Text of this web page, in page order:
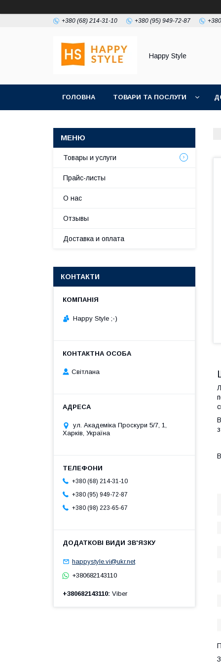
+380 (68) 214-31-10 +380 (95) 949-72-87
Happy Style
ГОЛОВНА ТОВАРИ ТА ПОСЛУГИ
Товары и услуги
Прайс-листы
О нас
Отзывы
Доставка и оплата
КОНТАКТИ
Happy Style ;-)
Cвітлана
ул. Академіка Проскури 5/7, 1,
Харків, Україна
+380 (68) 214-31-10
+380 (95) 949-72-87
+380 (98) 223-65-67
happystyle.vi@ukr.net
+380682143110
+380682143110 Viber